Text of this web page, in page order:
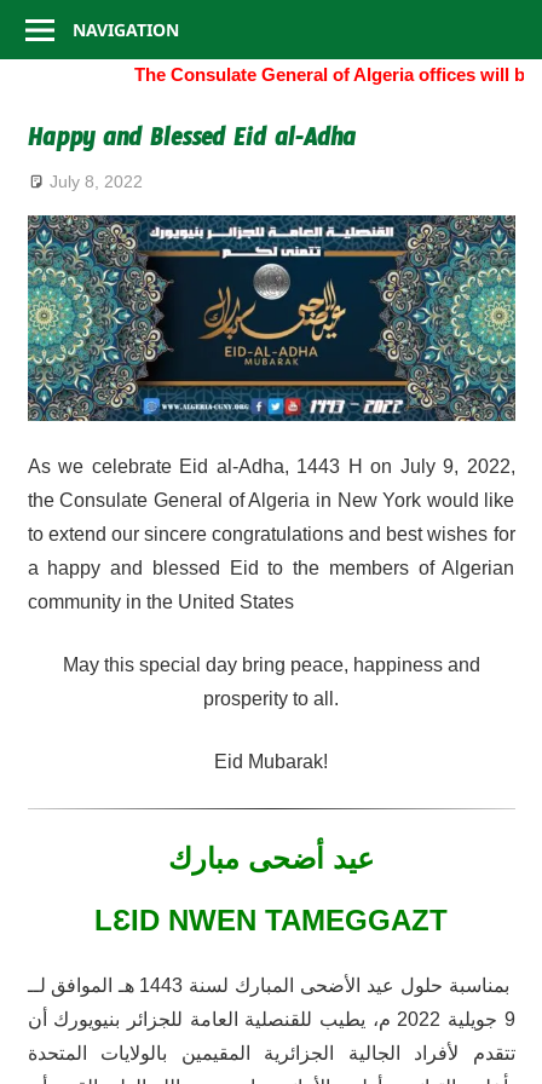
General
of
NAVIGATION
The Consulate General of Algeria offices will be
Happy and Blessed Eid al-Adha
July 8, 2022
As we celebrate Eid al-Adha, 1443 H on July 9, 2022,
the Consulate General of Algeria in New York would like
to extend our sincere congratulations and best wishes for
a happy and blessed Eid to the members of Algerian
community in the United States
May this special day bring peace, happiness and
prosperity to all.
Eid Mubarak!
عيد أضحى مبارك
LԐID NWEN TAMEGGAZT
بمناسبة حلول عيد الأضحى المبارك لسنة 1443 هـ الموافق لــ
9 جويلية 2022 م، يطيب للقنصلية العامة للجزائر بنيويورك أن
تتقدم لأفراد الجالية الجزائرية المقيمين بالولايات المتحدة